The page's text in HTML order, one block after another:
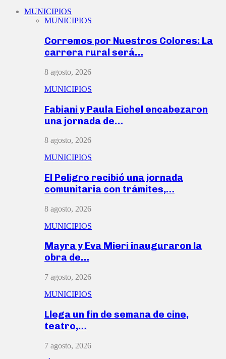
MUNICIPIOS
MUNICIPIOS
Corremos por Nuestros Colores: La
carrera rural será…
8 agosto, 2026
MUNICIPIOS
Fabiani y Paula Eichel encabezaron
una jornada de…
8 agosto, 2026
MUNICIPIOS
El Peligro recibió una jornada
comunitaria con trámites,…
8 agosto, 2026
MUNICIPIOS
Mayra y Eva Mieri inauguraron la
obra de…
7 agosto, 2026
MUNICIPIOS
Llega un fin de semana de cine,
teatro,…
7 agosto, 2026